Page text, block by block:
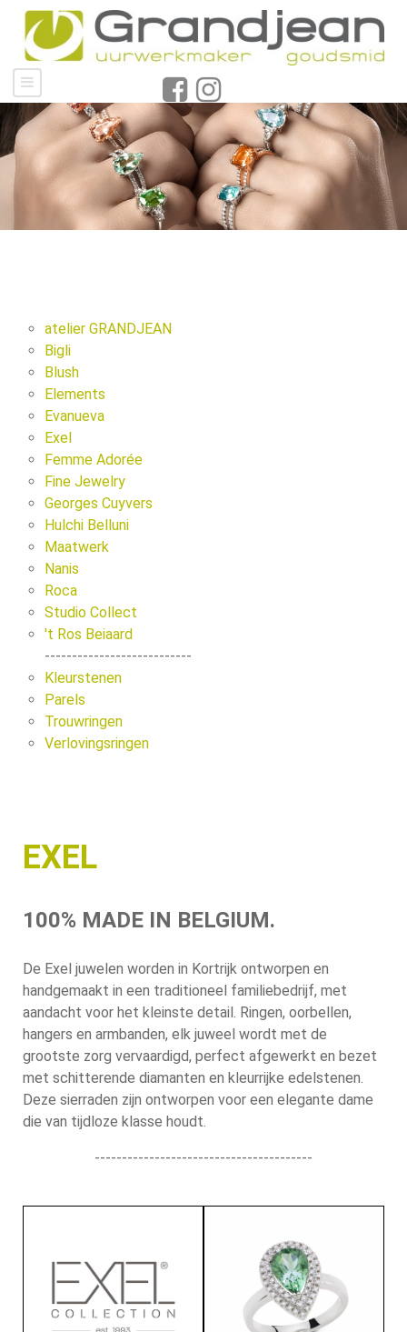
atelier GRANDJEAN
Bigli
Blush
Elements
Evanueva
Exel
Femme Adorée
Fine Jewelry
Georges Cuyvers
Hulchi Belluni
Maatwerk
Nanis
Roca
Studio Collect
't Ros Beiaard
---------------------------
Kleurstenen
Parels
Trouwringen
Verlovingsringen
EXEL
100% MADE IN BELGIUM.
De Exel juwelen worden in Kortrijk ontworpen en
handgemaakt in een traditioneel familiebedrijf, met
aandacht voor het kleinste detail. Ringen, oorbellen,
hangers en armbanden, elk juweel wordt met de
grootste zorg vervaardigd, perfect afgewerkt en bezet
met schitterende diamanten en kleurrijke edelstenen.
Deze sierraden zijn ontworpen voor een elegante dame
die van tijdloze klasse houdt.
----------------------------------------